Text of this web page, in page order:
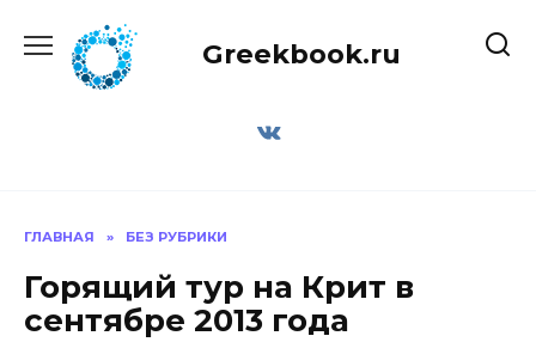
содержанию
Greekbook.ru
ГЛАВНАЯ » БЕЗ РУБРИКИ
Горящий тур на Крит в
сентябре 2013 года